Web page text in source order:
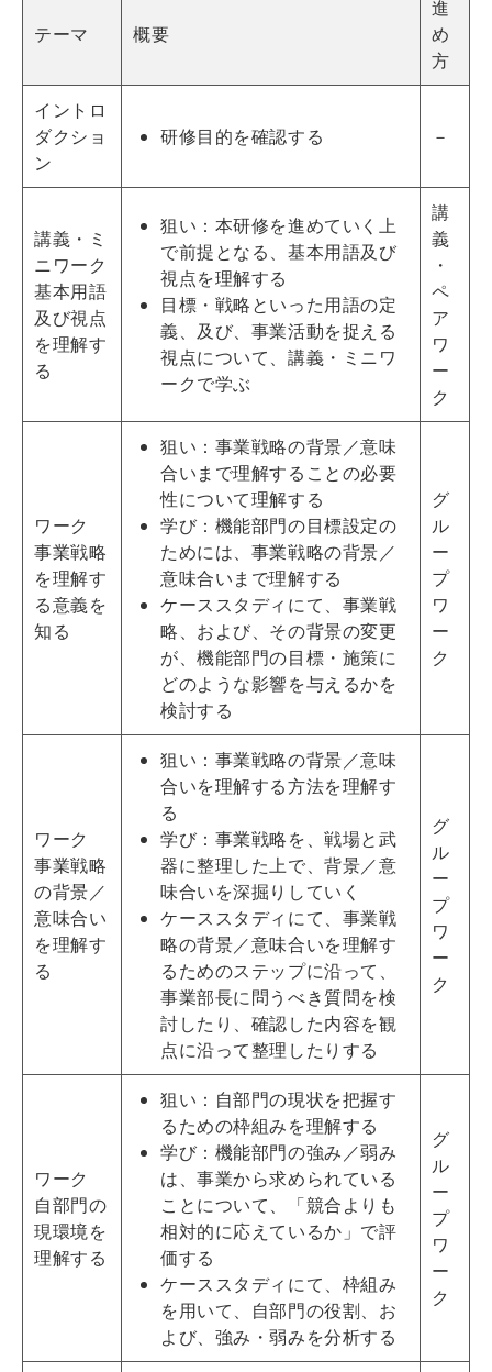
テーマ 概要
進
め
方
イントロ
ダクショ
ン
研修目的を確認する －
講義・ミ
ニワーク
基本用語
及び視点
を理解す
る
狙い：本研修を進めていく上
で前提となる、基本用語及び
視点を理解する
目標・戦略といった用語の定
義、及び、事業活動を捉える
視点について、講義・ミニワ
ークで学ぶ
講
義
・
ペ
ア
ワ
ー
ク
ワーク
事業戦略
を理解す
る意義を
知る
狙い：事業戦略の背景／意味
合いまで理解することの必要
性について理解する
学び：機能部門の目標設定の
ためには、事業戦略の背景／
意味合いまで理解する
ケーススタディにて、事業戦
略、および、その背景の変更
が、機能部門の目標・施策に
どのような影響を与えるかを
検討する
グ
ル
ー
プ
ワ
ー
ク
ワーク
事業戦略
の背景／
意味合い
を理解す
る
狙い：事業戦略の背景／意味
合いを理解する方法を理解す
る
学び：事業戦略を、戦場と武
器に整理した上で、背景／意
味合いを深掘りしていく
ケーススタディにて、事業戦
略の背景／意味合いを理解す
るためのステップに沿って、
事業部長に問うべき質問を検
討したり、確認した内容を観
点に沿って整理したりする
グ
ル
ー
プ
ワ
ー
ク
ワーク
自部門の
現環境を
理解する
狙い：自部門の現状を把握す
るための枠組みを理解する
学び：機能部門の強み／弱み
は、事業から求められている
ことについて、「競合よりも
相対的に応えているか」で評
価する
ケーススタディにて、枠組み
を用いて、自部門の役割、お
よび、強み・弱みを分析する
グ
ル
ー
プ
ワ
ー
ク